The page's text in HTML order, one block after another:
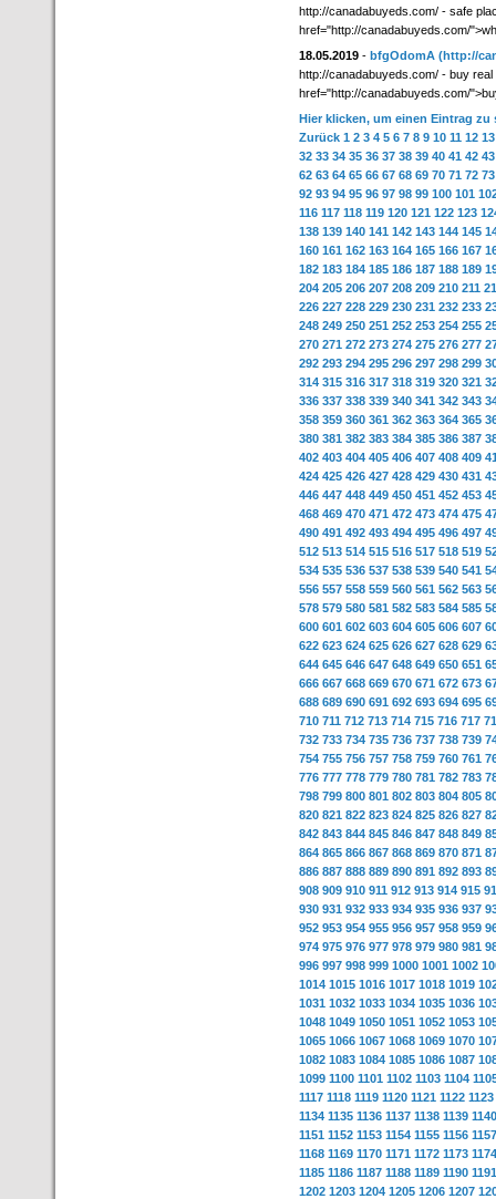
http://canadabuyeds.com/ - safe
href="http://canadabuyeds.com/
18.05.2019 - bfgOdomA (http://
http://canadabuyeds.com/ - buy
href="http://canadabuyeds.com/
Hier klicken, um einen Eintrag zu
Zurück 1 2 3 4 5 6 7 8 9 10 11 12 13
32 33 34 35 36 37 38 39 40 41 42 43
62 63 64 65 66 67 68 69 70 71 72 73
92 93 94 95 96 97 98 99 100 101
116 117 118 119 120 121 122 123
138 139 140 141 142 143 144 145
160 161 162 163 164 165 166 167
182 183 184 185 186 187 188 189
204 205 206 207 208 209 210 211
226 227 228 229 230 231 232 233
248 249 250 251 252 253 254 255
270 271 272 273 274 275 276 277
292 293 294 295 296 297 298 299
314 315 316 317 318 319 320 321
336 337 338 339 340 341 342 343
358 359 360 361 362 363 364 365
380 381 382 383 384 385 386 387
402 403 404 405 406 407 408 409
424 425 426 427 428 429 430 431
446 447 448 449 450 451 452 453
468 469 470 471 472 473 474 475
490 491 492 493 494 495 496 497
512 513 514 515 516 517 518 519
534 535 536 537 538 539 540 541
556 557 558 559 560 561 562 563
578 579 580 581 582 583 584 585
600 601 602 603 604 605 606 607
622 623 624 625 626 627 628 629
644 645 646 647 648 649 650 651
666 667 668 669 670 671 672 673
688 689 690 691 692 693 694 695
710 711 712 713 714 715 716 717
732 733 734 735 736 737 738 739
754 755 756 757 758 759 760 761
776 777 778 779 780 781 782 783
798 799 800 801 802 803 804 805
820 821 822 823 824 825 826 827
842 843 844 845 846 847 848 849
864 865 866 867 868 869 870 871
886 887 888 889 890 891 892 893
908 909 910 911 912 913 914 915
930 931 932 933 934 935 936 937
952 953 954 955 956 957 958 959
974 975 976 977 978 979 980 981
996 997 998 999 1000 1001 1002
1014 1015 1016 1017 1018 1019
1031 1032 1033 1034 1035 1036
1048 1049 1050 1051 1052 1053
1065 1066 1067 1068 1069 1070
1082 1083 1084 1085 1086 1087
1099 1100 1101 1102 1103 1104
1117 1118 1119 1120 1121 1122 1123
1134 1135 1136 1137 1138 1139 1140
1151 1152 1153 1154 1155 1156 1157
1168 1169 1170 1171 1172 1173 1174
1185 1186 1187 1188 1189 1190 1191
1202 1203 1204 1205 1206 1207